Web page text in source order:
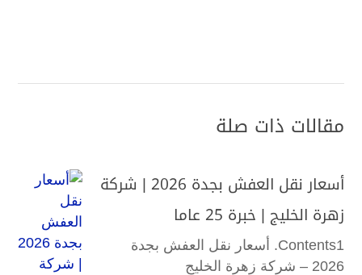
مقالات ذات صلة
أسعار نقل العفش بجدة 2026 | شركة
زهرة الخليج | خبرة 25 عاما
Contents1. أسعار نقل العفش بجدة
2026 – شركة زهرة الخليج